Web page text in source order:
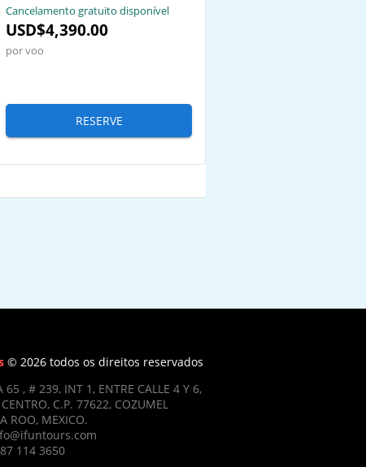
Cancelamento gratuito disponível
USD$4,390.00
por voo
RESERVE
© 2026 todos os direitos reservados
65 , # 239, INT 1, ENTRE CALLE 4 Y 6,
C.P. 77622, COZUMEL
ROO, MEXICO.
114 3650